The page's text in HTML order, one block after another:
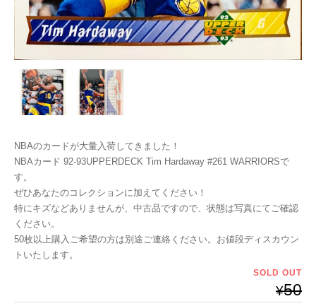
NBAのカードが大量入荷してきました！
NBAカード 92-93UPPERDECK Tim Hardaway #261 WARRIORSで
す。
ぜひあなたのコレクションに加えてください！
特にキズなどありませんが、中古品ですので、状態は写真にてご確認
ください。
50枚以上購入ご希望の方は別途ご連絡ください。お値段ディスカウン
トいたします。
SOLD OUT
¥50